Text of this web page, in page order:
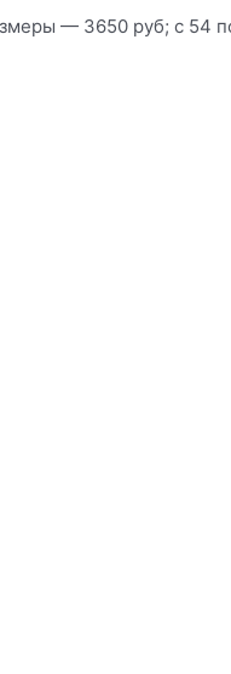
— 3650 руб; с 54